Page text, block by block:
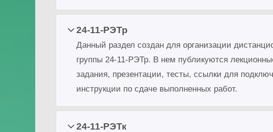
24-11-РЭТр
Данный раздел создан для организации
группы 24-11-РЭТр. В нем публикуются
задания, презентации, тесты, ссылки для
инструкции по сдаче выполненных работ.
24-11-РЭТк